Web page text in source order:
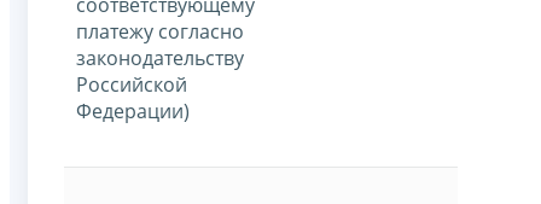
платежу согласно
законодательству
Российской
Федерации)